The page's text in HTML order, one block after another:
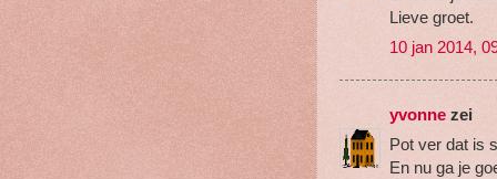
Lieve groet.
10 jan 2014,
yvonne zei
Pot ver dat is
En nu ga je